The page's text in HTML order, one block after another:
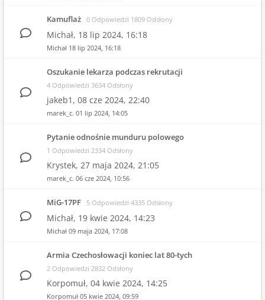
Kamuflaż 0 Odpowiedzi 1809 Odsłony
Michał, 18 lip 2024, 16:18
Michał 18 lip 2024, 16:18
Oszukanie lekarza podczas rekrutacji
4 Odpowiedzi 3634 Odsłony
jakeb1, 08 cze 2024, 22:40
marek_c. 01 lip 2024, 14:05
Pytanie odnośnie munduru polowego
1 Odpowiedzi 2334 Odsłony
Krystek, 27 maja 2024, 21:05
marek_c. 06 cze 2024, 10:56
MiG-17PF 5 Odpowiedzi 4335 Odsłony
Michał, 19 kwie 2024, 14:23
Michał 09 maja 2024, 17:08
Armia Czechosłowacji koniec lat 80-tych
2 Odpowiedzi 2832 Odsłony
Korpomuł, 04 kwie 2024, 14:25
Korpomuł 05 kwie 2024, 09:59